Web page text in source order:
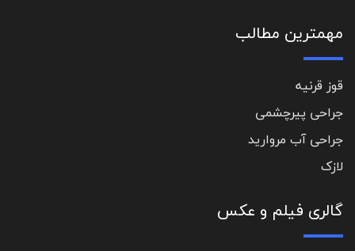
مهمترین مطالب
قوز قرنیه
جراحی پیرچشمی
جراحی آب مروارید
لازک
گالری فیلم و عکس